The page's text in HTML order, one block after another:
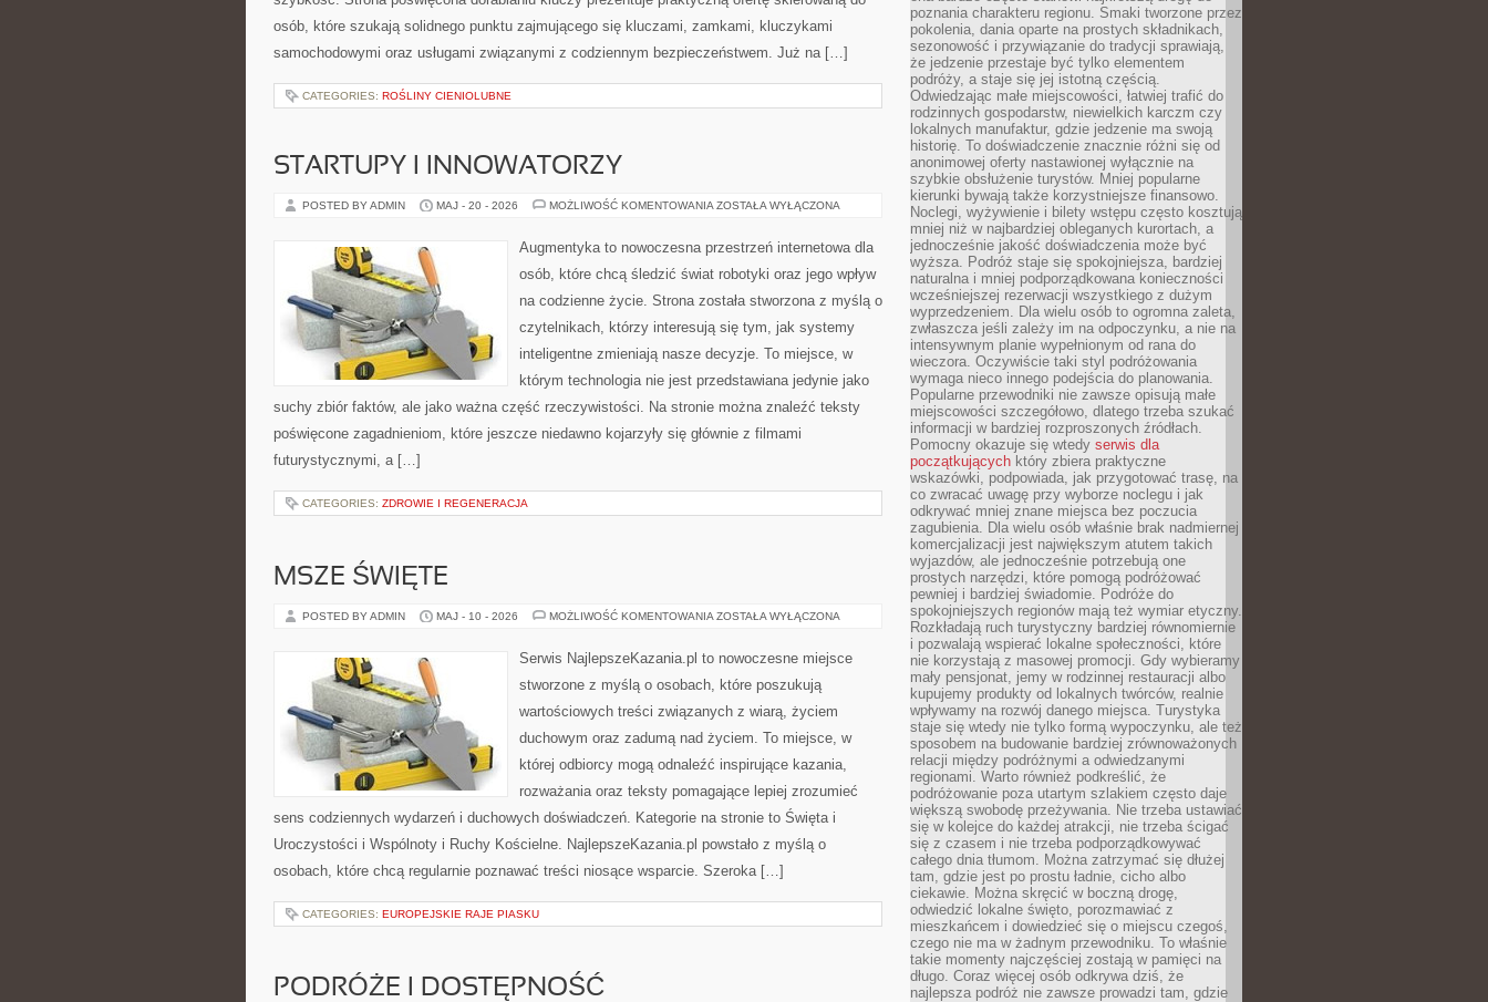
osób, które szukają solidnego punktu zajmującego się kluczami, zamkami, kluczykami
samochodowymi oraz usługami związanymi z codziennym bezpieczeństwem. Już na […]
CATEGORIES: ROŚLINY CIENIOLUBNE
STARTUPY I INNOWATORZY
POSTED BY ADMIN MAJ - 20 - 2026 MOŻLIWOŚĆ KOMENTOWANIA STARTUPY
ZOSTAŁA WYŁĄCZONA
Augmentyka to nowoczesna przestrzeń internetowa dla
osób, które chcą śledzić świat robotyki oraz jego wpływ
na codzienne życie. Strona została stworzona z myślą o
czytelnikach, którzy interesują się tym, jak systemy
inteligentne zmieniają nasze decyzje. To miejsce, w
którym technologia nie jest przedstawiana jedynie jako
suchy zbiór faktów, ale jako ważna część rzeczywistości. Na stronie można znaleźć teksty
poświęcone zagadnieniom, które jeszcze niedawno kojarzyły się głównie z filmami
futurystycznymi, a […]
CATEGORIES: ZDROWIE I REGENERACJA
MSZE ŚWIĘTE
POSTED BY ADMIN MAJ - 10 - 2026 MOŻLIWOŚĆ KOMENTOWANIA MSZE
ZOSTAŁA WYŁĄCZONA
Serwis NajlepszeKazania.pl to nowoczesne miejsce
stworzone z myślą o osobach, które poszukują
wartościowych treści związanych z wiarą, życiem
duchowym oraz zadumą nad życiem. To miejsce, w
której odbiorcy mogą odnaleźć inspirujące kazania,
rozważania oraz teksty pomagające lepiej zrozumieć
sens codziennych wydarzeń i duchowych doświadczeń. Kategorie na stronie to Święta i
Uroczystości i Wspólnoty i Ruchy Kościelne. NajlepszeKazania.pl powstało z myślą o
osobach, które chcą regularnie poznawać treści niosące wsparcie. Szeroka […]
CATEGORIES: EUROPEJSKIE RAJE PIASKU
PODRÓŻE I DOSTĘPNOŚĆ
poznania charakteru regionu. Smaki tworzone przez
pokolenia, dania oparte na prostych składnikach,
sezonowość i przywiązanie do tradycji sprawiają,
że jedzenie przestaje być tylko elementem
podróży, a staje się jej istotną częścią.
Odwiedzając małe miejscowości, łatwiej trafić do
rodzinnych gospodarstw, niewielkich karczm czy
lokalnych manufaktur, gdzie jedzenie ma swoją
historię. To doświadczenie znacznie różni się od
anonimowej oferty nastawionej wyłącznie na
szybkie obsłużenie turystów. Mniej popularne
kierunki bywają także korzystniejsze finansowo.
Noclegi, wyżywienie i bilety wstępu często kosztują
mniej niż w najbardziej obleganych kurortach, a
jednocześnie jakość doświadczenia może być
wyższa. Podróż staje się spokojniejsza, bardziej
naturalna i mniej podporządkowana konieczności
wcześniejszej rezerwacji wszystkiego z dużym
wyprzedzeniem. Dla wielu osób to ogromna zaleta,
zwłaszcza jeśli zależy im na odpoczynku, a nie na
intensywnym planie wypełnionym od rana do
wieczora. Oczywiście taki styl podróżowania
wymaga nieco innego podejścia do planowania.
Popularne przewodniki nie zawsze opisują małe
miejscowości szczegółowo, dlatego trzeba szukać
informacji w bardziej rozproszonych źródłach.
Pomocny okazuje się wtedy serwis dla
początkujących który zbiera praktyczne
wskazówki, podpowiada, jak przygotować trasę, na
co zwracać uwagę przy wyborze noclegu i jak
odkrywać mniej znane miejsca bez poczucia
zagubienia. Dla wielu osób właśnie brak nadmiernej
komercjalizacji jest największym atutem takich
wyjazdów, ale jednocześnie potrzebują one
prostych narzędzi, które pomogą podróżować
pewniej i bardziej świadomie. Podróże do
spokojniejszych regionów mają też wymiar etyczny.
Rozkładają ruch turystyczny bardziej równomiernie
i pozwalają wspierać lokalne społeczności, które
nie korzystają z masowej promocji. Gdy wybieramy
mały pensjonat, jemy w rodzinnej restauracji albo
kupujemy produkty od lokalnych twórców, realnie
wpływamy na rozwój danego miejsca. Turystyka
staje się wtedy nie tylko formą wypoczynku, ale też
sposobem na budowanie bardziej zrównoważonych
relacji między podróżnymi a odwiedzanymi
regionami. Warto również podkreślić, że
podróżowanie poza utartym szlakiem często daje
większą swobodę przeżywania. Nie trzeba ustawiać
się w kolejce do każdej atrakcji, nie trzeba ścigać
się z czasem i nie trzeba podporządkowywać
całego dnia tłumom. Można zatrzymać się dłużej
tam, gdzie jest po prostu ładnie, cicho albo
ciekawie. Można skręcić w boczną drogę,
odwiedzić lokalne święto, porozmawiać z
mieszkańcem i dowiedzieć się o miejscu czegoś,
czego nie ma w żadnym przewodniku. To właśnie
takie momenty najczęściej zostają w pamięci na
długo. Coraz więcej osób odkrywa dziś, że
najlepsza podróż nie zawsze prowadzi tam, gdzie